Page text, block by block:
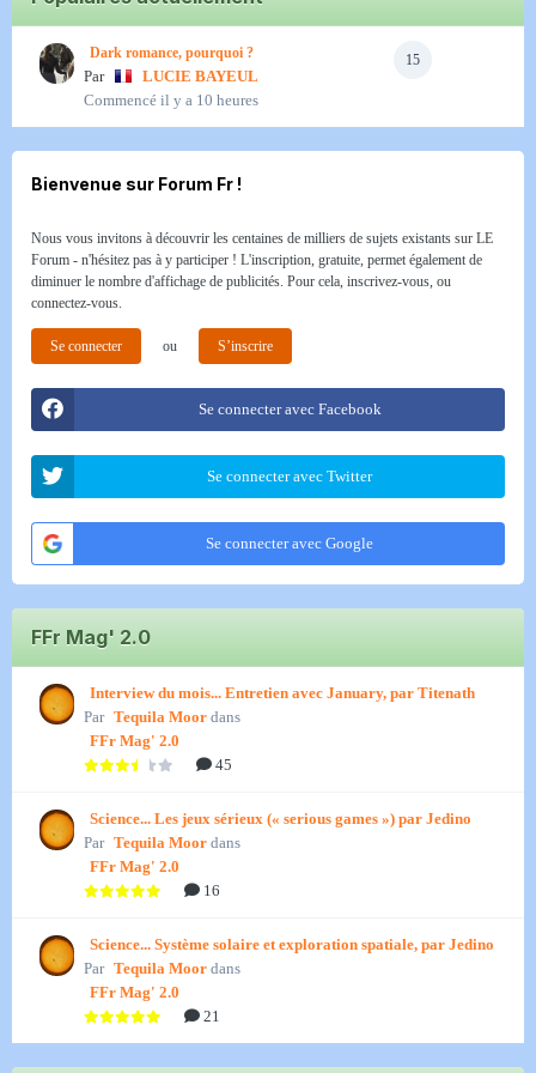
15
Dark romance, pourquoi ?
Par
LUCIE BAYEUL
Commencé il y a 10 heures
Bienvenue sur Forum Fr !
Nous vous invitons à découvrir les centaines de milliers de sujets existants sur LE
Forum - n'hésitez pas à y participer ! L'inscription, gratuite, permet également de
diminuer le nombre d'affichage de publicités. Pour cela, inscrivez-vous, ou
connectez-vous.
Se connecter ou S’inscrire
Se connecter avec Facebook
Se connecter avec Twitter
Se connecter avec Google
FFr Mag' 2.0
Interview du mois... Entretien avec January, par Titenath
Par Tequila Moor dans
FFr Mag' 2.0
45
Science... Les jeux sérieux (« serious games ») par Jedino
Par Tequila Moor dans
FFr Mag' 2.0
16
Science... Système solaire et exploration spatiale, par Jedino
Par Tequila Moor dans
FFr Mag' 2.0
21